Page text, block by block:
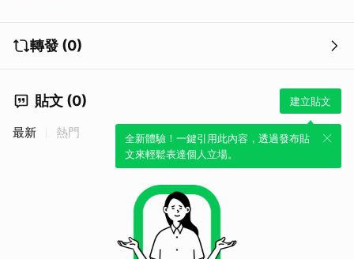
轉發 (0)
貼文 (0) 建立貼文
全新體驗！一鍵引用此內容，透過發布貼
文來輕鬆表達個人立場。
最新 熱門